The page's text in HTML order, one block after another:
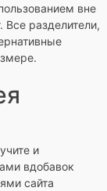
вне
Все разделители,
и
вдобавок
сайта